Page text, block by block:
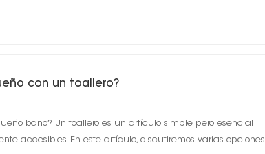
con un toallero?
baño? Un toallero es un artículo simple pero esencial
accesibles. En este artículo, discutiremos varias opciones